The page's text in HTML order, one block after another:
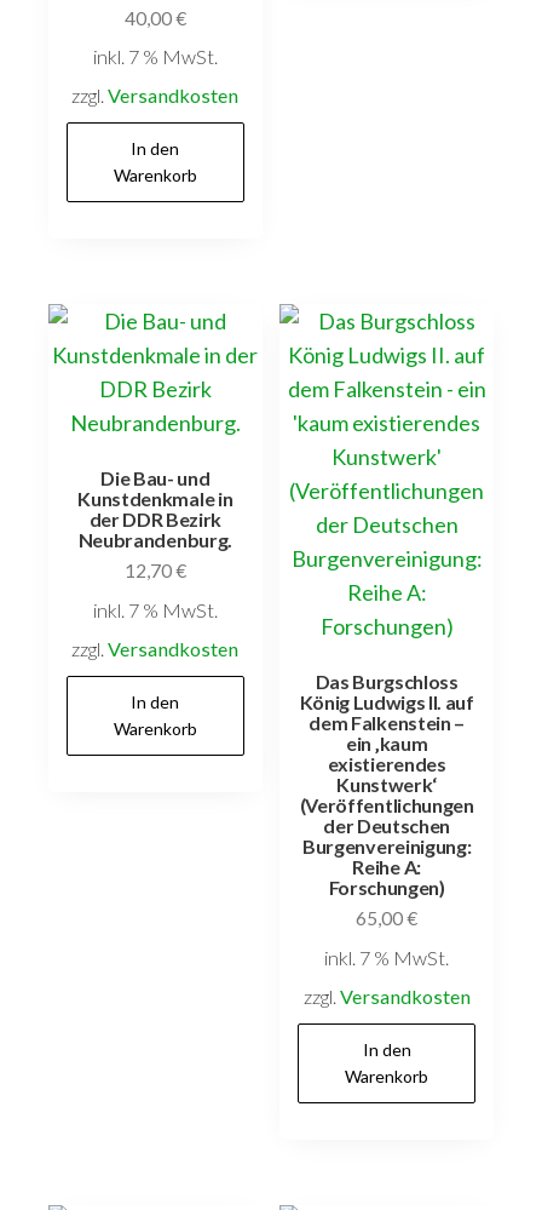
40,00€
inkl. 7 % MwSt.
zzgl.Versandkosten
In den
Warenkorb
Die Bau- und
Kunstdenkmale in
der DDR Bezirk
Neubrandenburg.
12,70€
inkl. 7 % MwSt.
zzgl.Versandkosten
In den
Warenkorb
Das Burgschloss
König Ludwigs II. auf
dem Falkenstein –
ein ‚kaum
existierendes
Kunstwerk‘
(Veröffentlichungen
der Deutschen
Burgenvereinigung:
Reihe A:
Forschungen)
65,00€
inkl. 7 % MwSt.
zzgl. Versandkosten
In den
Warenkorb